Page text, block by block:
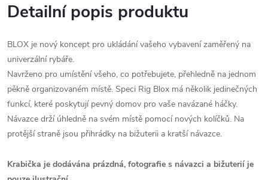
Detailní popis produktu
BLOX je nový koncept pro ukládání vašeho vybavení zaměřený na
univerzální rybáře.
Navrženo pro umístění všeho, co potřebujete, přehledně na jednom
pěkně organizovaném místě. Speci Rig Blox má několik jedinečných
funkcí, které poskytují pevný domov pro vaše navázané háčky.
Návazce drží úhledně na svém místě pomocí nových kolíčků. Na
protější straně jsou přihrádky na bižuterii a kratší návazce.
Krabička je dodávána prázdná, fotografie s návazci a bižuterií je